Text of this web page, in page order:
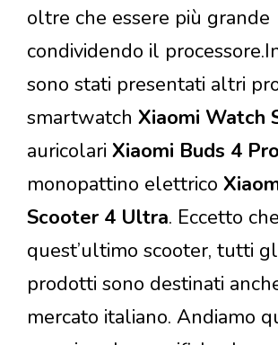
oltre che essere più grande
condividendo il
sono stati presentati altri
smartwatch Xiaomi Watch
auricolari Xiaomi Buds 4 Pro
monopattino elettrico
Scooter 4 Ultra. Eccetto che
quest’ultimo scooter, tutti
prodotti sono destinati
mercato italiano. Andiamo